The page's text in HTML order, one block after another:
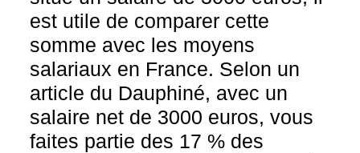
est utile de comparer cette
somme avec les moyens
salariaux en France. Selon un
article du Dauphiné, avec un
salaire net de 3000 euros, vous
faites partie des 17 % des